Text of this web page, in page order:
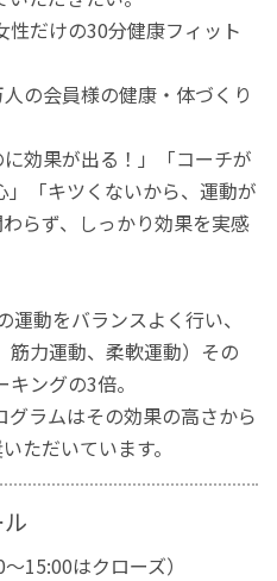
性だけの30分健康フィット
の会員様の健康・体づくり
効果が出る！」「コーチが
「キツくないから、運動が
らず、しっかり効果を実感
動をバランスよく行い、
筋力運動、柔軟運動）その
ングの3倍。
グラムはその効果の高さから
ただいています。
15:00はクローズ）